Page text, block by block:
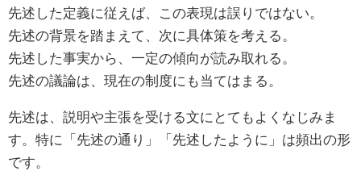
先述した定義に従えば、この表現は誤りではない。
先述の背景を踏まえて、次に具体策を考える。
先述した事実から、一定の傾向が読み取れる。
先述の議論は、現在の制度にも当てはまる。
先述は、説明や主張を受ける文にとてもよくなじみま
す。特に「先述の通り」「先述したように」は頻出の形
です。